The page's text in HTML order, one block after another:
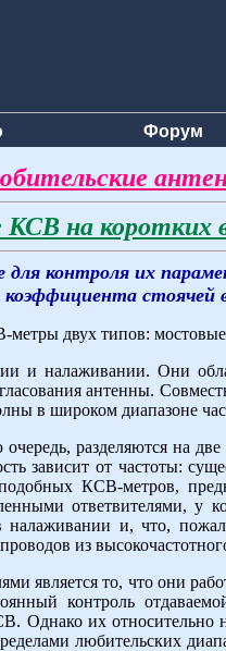
Форум
КСВ на коротких
контроля их
стоячей
двух типов:
и налаживании. Они
антенны.
в широком диапазоне
очередь, разделяются на
зависит от частоты:
КСВ-метров,
ответвителями, у
налаживании и, что,
из
является то, что они
контроль
Однако их относительно
любительских